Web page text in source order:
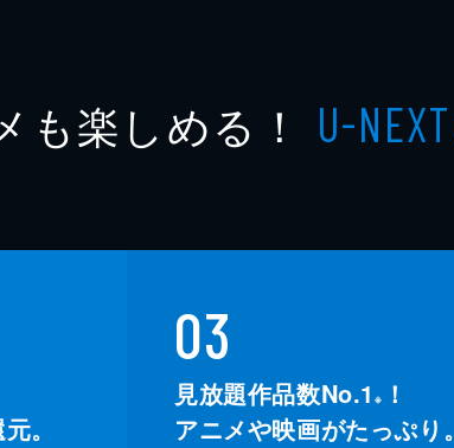
も楽しめる！ U-NEXT
。
03
見放題作品数No.1 ※
！
アニメや映画がたっぷり。